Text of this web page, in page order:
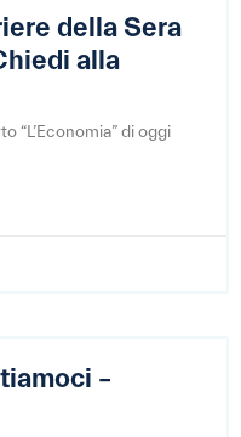
della Sera
alla
“L’Economia” di oggi
–